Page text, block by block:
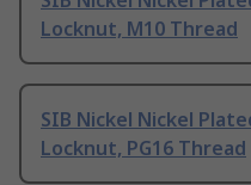
Locknut, M10 Thread
SIB Nickel Nickel
Locknut, PG16 Thread